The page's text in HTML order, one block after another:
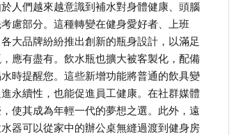
人們越來越意識到補水對身體健康、頭腦
慮部分。這種轉變在健身愛好者、上班
大品牌紛紛推出創新的瓶身設計，以滿足
應有盡有。飲水瓶也擴大被客製化，配備
時提醒您。這些新增功能將普通的飲具變
永續性，也能促進員工健康。在社群媒體
使其成為年輕一代的夢想之選。此外，遠
器可以從家中的辦公桌無縫過渡到健身房